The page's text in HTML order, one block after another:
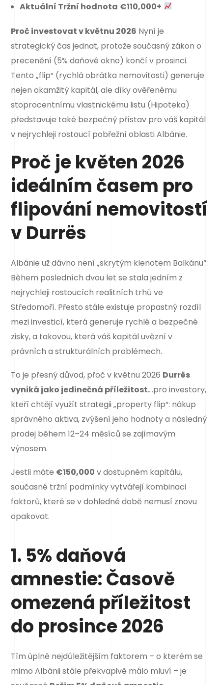
Aktuální Tržní hodnota €110,000+
Proč investovat v květnu 2026 Nyní je
strategický čas jednat, protože současný zákon o
precenění (5% daňové okno) končí v prosinci.
Tento „flip“ (rychlá obrátka nemovitosti) generuje
nejen okamžitý kapitál, ale díky ověřenému
stoprocentnímu vlastnickému listu (Hipoteka)
představuje také bezpečný přístav pro váš kapitál
v nejrychleji rostoucí pobřežní oblasti Albánie.
Proč je květen 2026
ideálním časem pro
flipování nemovitostí
v Durrës
Albánie už dávno není „skrytým klenotem Balkánu“.
Během posledních dvou let se stala jedním z
nejrychleji rostoucích realitních trhů ve
Středomoří. Přesto stále existuje propastný rozdíl
mezi investicí, která generuje rychlé a bezpečné
zisky, a takovou, která váš kapitál uvězní v
právních a strukturálních problémech.
To je přesný důvod, přoč v květnu 2026 Durrës
vyniká jako jedinečná příležitost..pro investory,
kteří chtějí využít strategii „property flip“: nákup
správného aktiva, zvýšení jeho hodnoty a následný
prodej během 12–24 měsíců se zajímavým
výnosem.
Jestli máte €150,000 v dostupném kapitálu,
současné tržní podmínky vytvářejí kombinaci
faktorů, které se v dohledné době nemusí znovu
opakovat.
1. 5% daňová
amnestie: Časově
omezená příležitost
do prosince 2026
Tím úplně nejdůležitějším faktorem – o kterém se
mimo Albánii stále překvapivě málo mluví – je